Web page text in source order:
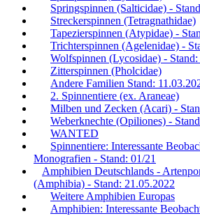
Springspinnen (Salticidae) -
Streckerspinnen (Tetragnathidae)
Tapezierspinnen (Atypidae) -
Trichterspinnen (Agelenidae) -
Wolfspinnen (Lycosidae) -
Zitterspinnen (Pholcidae)
Andere Familien Stand:
2. Spinnentiere (ex. Araneae)
Milben und Zecken (Acari) -
Weberknechte (Opiliones) -
WANTED
Spinnentiere: Interessante
Monografien - Stand: 01/21
Amphibien Deutschlands -
(Amphibia) - Stand: 21.05.2022
Weitere Amphibien Europas
Amphibien: Interessante